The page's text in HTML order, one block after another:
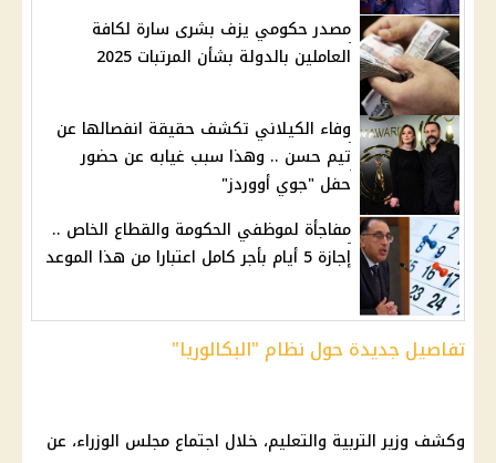
مصدر حكومي يزف بشرى سارة لكافة
العاملين بالدولة بشأن المرتبات 2025
وفاء الكيلاني تكشف حقيقة انفصالها عن
تيم حسن .. وهذا سبب غيابه عن حضور
حفل "جوي أووردز"
مفاجأة لموظفي الحكومة والقطاع الخاص ..
إجازة 5 أيام بأجر كامل اعتبارا من هذا الموعد
تفاصيل جديدة حول نظام "البكالوريا"
وكشف وزير التربية والتعليم، خلال اجتماع مجلس الوزراء، عن